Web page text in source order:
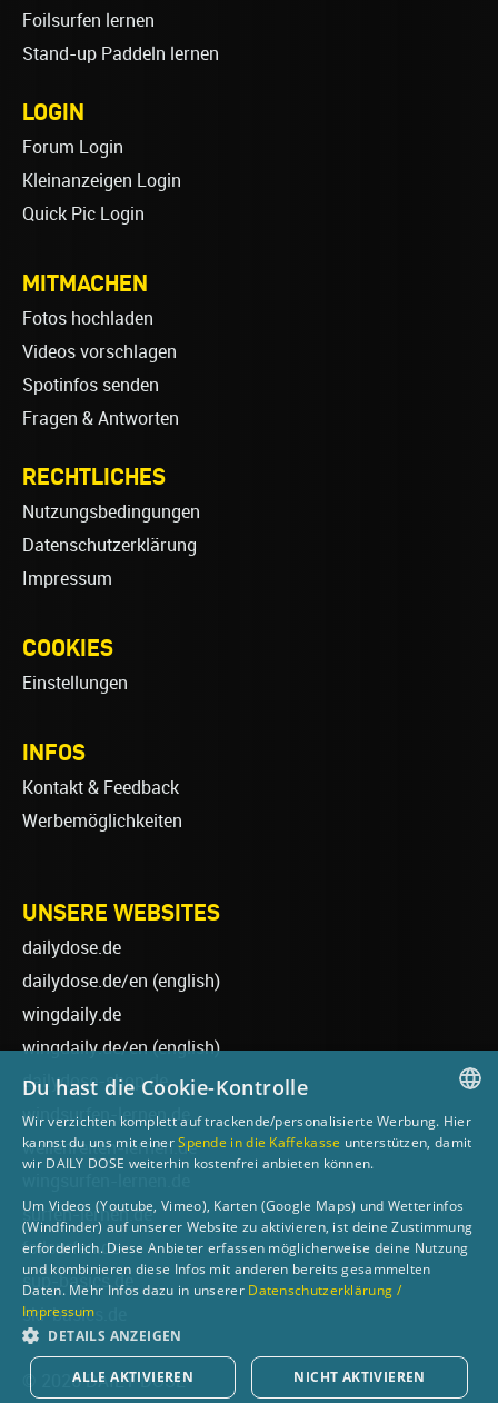
Foilsurfen lernen
Stand-up Paddeln lernen
LOGIN
Forum Login
Kleinanzeigen Login
Quick Pic Login
MITMACHEN
Fotos hochladen
Videos vorschlagen
Spotinfos senden
Fragen & Antworten
RECHTLICHES
Nutzungsbedingungen
Datenschutzerklärung
Impressum
COOKIES
Einstellungen
INFOS
Kontakt & Feedback
Werbemöglichkeiten
UNSERE WEBSITES
dailydose.de
dailydose.de/en (english)
wingdaily.de
wingdaily.de/en(english)
dailydose-shop.de
windsurfen-lernen.de
wellenreiten-lernen.de
surfen-lernen.de
foilsurfen.de
sup-basics.de
ski-basics.de
© 2026 DAILY DOSE
GERMAN
Du hast die Cookie-Kontrolle
Wir verzichten komplett auf trackende/personalisierte Werbung. Hier
kannst du uns mit einerSpende in die Kaffekasse unterstützen, damit
wir DAILY DOSE weiterhin kostenfrei anbieten können.
Um Videos (Youtube, Vimeo), Karten (Google Maps) und Wetterinfos
(Windfinder) auf unserer Website zu aktivieren, ist deine Zustimmung
erforderlich. Diese Anbieter erfassen möglicherweise deine Nutzung
und kombinieren diese Infos mit anderen bereits gesammelten
Daten. Mehr Infos dazu in unserer Datenschutzerklärung /
Impressum
DETAILS ANZEIGEN
ALLE AKTIVIEREN NICHT AKTIVIEREN